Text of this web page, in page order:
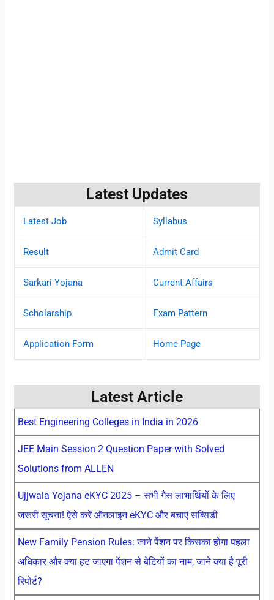
Latest Updates
Latest Job Syllabus
Result Admit Card
Sarkari Yojana Current Affairs
Scholarship Exam Pattern
Application Form Home Page
Latest Article
Best Engineering Colleges in India in 2026
JEE Main Session 2 Question Paper with Solved
Solutions from ALLEN
Ujjwala Yojana eKYC 2025 – सभी गैस लाभार्थियों के लिए
जरूरी सूचना! ऐसे करें ऑनलाइन eKYC और बचाएं सब्सिडी
New Family Pension Rules: जाने पेंशन पर किसका होगा पहला
अधिकार और क्या हट जाएगा पेंशन से बेटियों का नाम, जाने क्या है पूरी
रिपोर्ट?